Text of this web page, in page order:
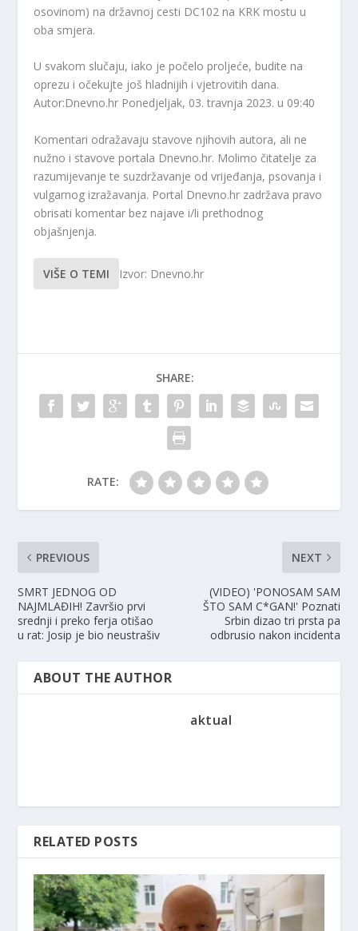
osovinom) na državnoj cesti DC102 na KRK mostu u
oba smjera.
U svakom slučaju, iako je počelo proljeće, budite na
oprezu i očekujte još hladnijih i vjetrovitih dana.
Autor:Dnevno.hr Ponedjeljak, 03. travnja 2023. u 09:40
Komentari odražavaju stavove njihovih autora, ali ne
nužno i stavove portala Dnevno.hr. Molimo čitatelje za
razumijevanje te suzdržavanje od vrijeđanja, psovanja i
vulgarnog izražavanja. Portal Dnevno.hr zadržava pravo
obrisati komentar bez najave i/li prethodnog
objašnjenja.
VIŠE O TEMI Izvor: Dnevno.hr
SHARE:
RATE:
PREVIOUS
SMRT JEDNOG OD
NAJMLAĐIH! Završio prvi
srednji i preko ferja otišao
u rat: Josip je bio neustrašiv
NEXT
(VIDEO) 'PONOSAM SAM
ŠTO SAM C*GAN!' Poznati
Srbin dizao tri prsta pa
odbrusio nakon incidenta
ABOUT THE AUTHOR
aktual
RELATED POSTS